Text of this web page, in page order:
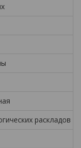
раскладов